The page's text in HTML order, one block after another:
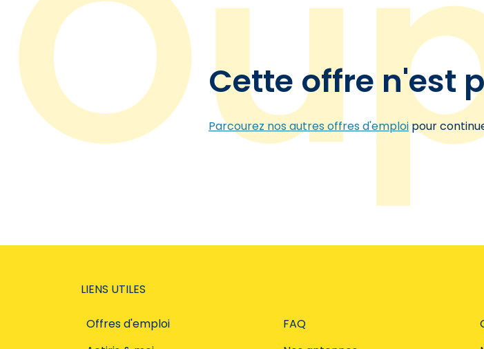
Cette offre n'est
Parcourez nos autres offres d'emploipour
LIENS UTILES
Offres d'emploi
FAQ